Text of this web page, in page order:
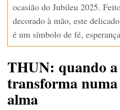
ocasião do Jubileu 2025.
decorado à mão, este
é um símbolo de fé,
THUN: quando a
transforma
alma